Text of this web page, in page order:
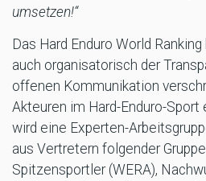
umsetzen!“
Das Hard Enduro World
auch organisatorisch der
offenen Kommunikation
Akteuren im Hard-Enduro-
wird eine Experten-
aus Vertretern folgender
Spitzensportler (WERA),